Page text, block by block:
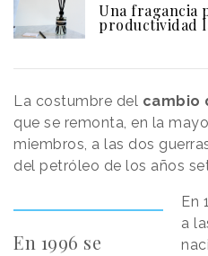
Una fragancia
productividad
La costumbre del cambio
que se remonta, en la
miembros, a las dos
del petróleo de los años
En 1996 se
En
a